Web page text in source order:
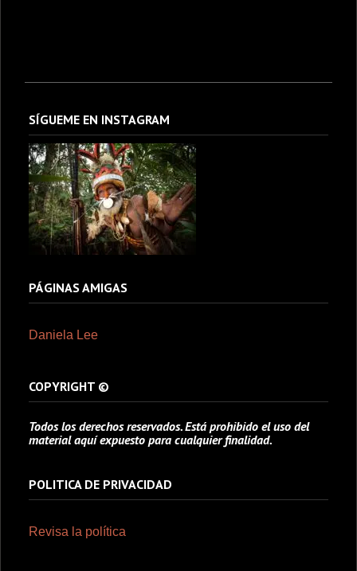
SÍGUEME EN INSTAGRAM
PÁGINAS AMIGAS
Daniela Lee
COPYRIGHT ©
Todos los derechos reservados. Está prohibido el uso del
material aquí expuesto para cualquier finalidad.
POLITICA DE PRIVACIDAD
Revisa la política